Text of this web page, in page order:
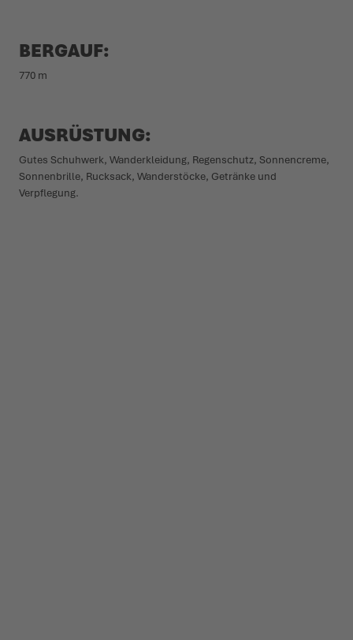
BERGAUF:
770 m
AUSRÜSTUNG:
Gutes Schuhwerk, Wander­kleidung, Regen­schutz, Sonnencreme,
Sonnen­brille, Rucksack, Wander­stöcke, Getränke und
Verpflegung.